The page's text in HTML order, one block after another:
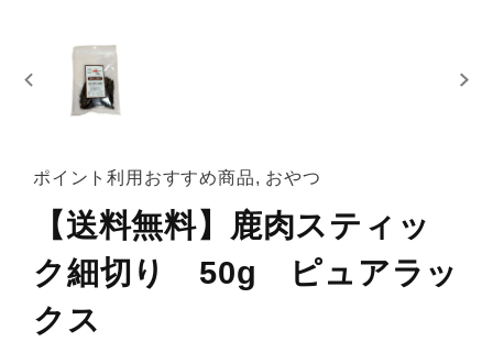
ポイント利用おすすめ商品, おやつ
【送料無料】鹿肉スティッ
ク細切り 50g ピュアラッ
クス